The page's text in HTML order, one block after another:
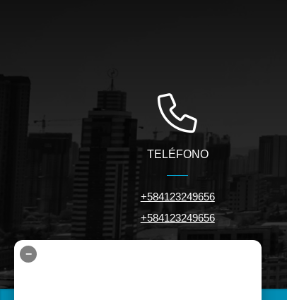
TELÉFONO
+584123249656
+584123249656
−